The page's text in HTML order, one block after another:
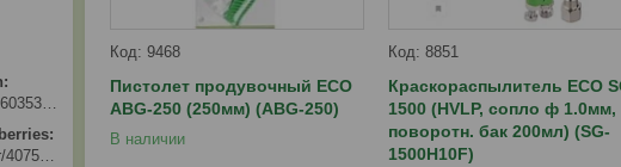
9468
Пистолет продувочный ECO
ABG-250 (250мм) (ABG-250)
В наличии
8851
Краскораспылитель ECO
1500 (HVLP, сопло ф 1.0мм,
поворотн. бак 200мл) (SG-
1500H10F)